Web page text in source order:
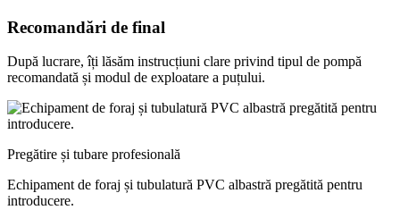
Recomandări de final
După lucrare, îți lăsăm instrucțiuni clare privind tipul de pompă
recomandată și modul de exploatare a puțului.
Pregătire și tubare profesională
Echipament de foraj și tubulatură PVC albastră pregătită pentru
introducere.